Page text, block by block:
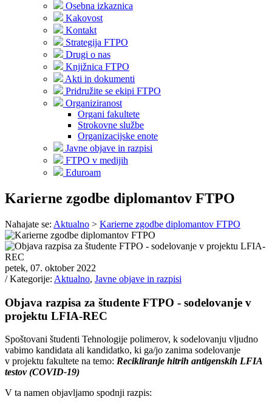
Osebna izkaznica
Kakovost
Kontakt
Strategija FTPO
Drugi o nas
Knjižnica FTPO
Akti in dokumenti
Pridružite se ekipi FTPO
Organiziranost
Organi fakultete
Strokovne službe
Organizacijske enote
Javne objave in razpisi
FTPO v medijih
Eduroam
Karierne zgodbe diplomantov FTPO
Nahajate se: Aktualno > Karierne zgodbe diplomantov FTPO
petek, 07. oktober 2022
/ Kategorije: Aktualno, Javne objave in razpisi
Objava razpisa za študente FTPO - sodelovanje v
projektu LFIA-REC
Spoštovani študenti Tehnologije polimerov, k sodelovanju vljudno
vabimo kandidata ali kandidatko, ki ga/jo zanima sodelovanje
v projektu fakultete na temo: Recikliranje hitrih antigenskih LFIA
testov (COVID-19)
V ta namen objavljamo spodnji razpis: